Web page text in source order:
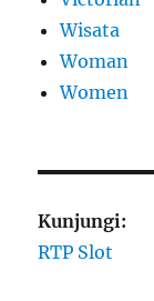
Wisata
Woman
Women
Kunjungi:
RTP Slot